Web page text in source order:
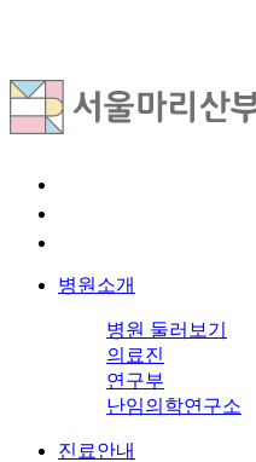
병원소개
병원 둘러보기
의료진
연구부
난임의학연구소
진료안내